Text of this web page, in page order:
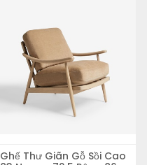
Ghế Thư Giãn Gỗ Sồi Cao